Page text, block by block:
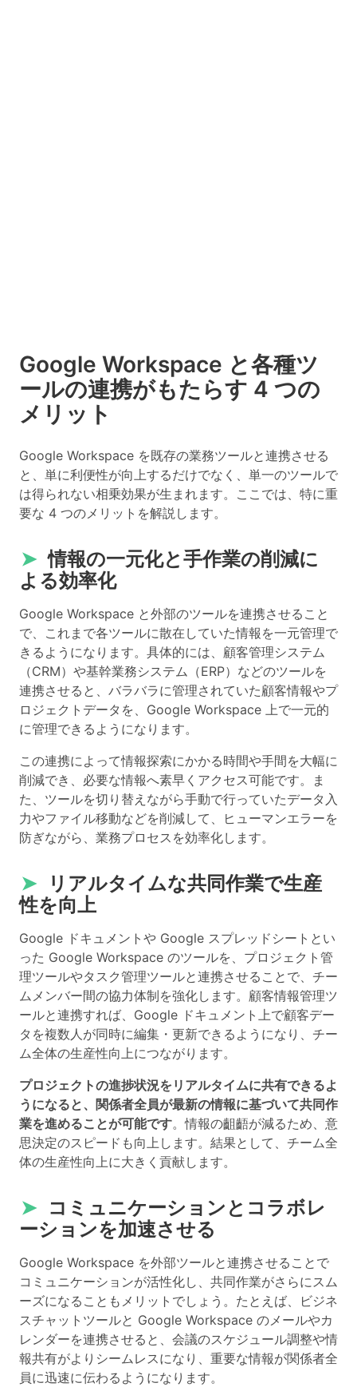
Google Workspace と各種ツ
ールの連携がもたらす 4 つの
メリット
Google Workspace を既存の業務ツールと連携させる
と、単に利便性が向上するだけでなく、単一のツールで
は得られない相乗効果が生まれます。ここでは、特に重
要な 4 つのメリットを解説します。
➤ 情報の一元化と手作業の削減に
よる効率化
Google Workspace と外部のツールを連携させること
で、これまで各ツールに散在していた情報を一元管理で
きるようになります。具体的には、顧客管理システム
（CRM）や基幹業務システム（ERP）などのツールを
連携させると、バラバラに管理されていた顧客情報やプ
ロジェクトデータを、Google Workspace 上で一元的
に管理できるようになります。
この連携によって情報探索にかかる時間や手間を大幅に
削減でき、必要な情報へ素早くアクセス可能です。ま
た、ツールを切り替えながら手動で行っていたデータ入
力やファイル移動などを削減して、ヒューマンエラーを
防ぎながら、業務プロセスを効率化します。
➤
リアルタイムな共同作業で生産
性を向上
Google ドキュメントや Google スプレッドシートとい
った Google Workspace のツールを、プロジェクト管
理ツールやタスク管理ツールと連携させることで、チー
ムメンバー間の協力体制を強化します。顧客情報管理ツ
ールと連携すれば、Google ドキュメント上で顧客デー
タを複数人が同時に編集・更新できるようになり、チー
ム全体の生産性向上につながります。
プロジェクトの進捗状況をリアルタイムに共有できるよ
うになると、関係者全員が最新の情報に基づいて共同作
業を進めることが可能です。情報の齟齬が減るため、意
思決定のスピードも向上します。結果として、チーム全
体の生産性向上に大きく貢献します。
➤ コミュニケーションとコラボレ
ーションを加速させる
Google Workspace を外部ツールと連携させることで
コミュニケーションが活性化し、共同作業がさらにスム
ーズになることもメリットでしょう。たとえば、ビジネ
スチャットツールと Google Workspace のメールやカ
レンダーを連携させると、会議のスケジュール調整や情
報共有がよりシームレスになり、重要な情報が関係者全
員に迅速に伝わるようになります。